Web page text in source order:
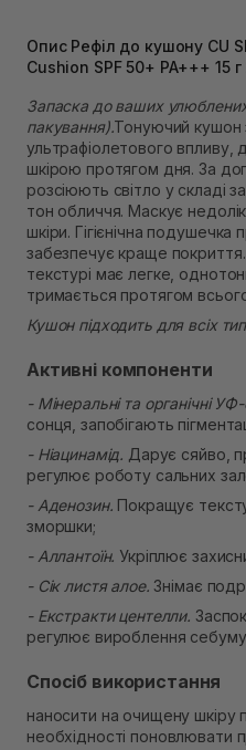
Самовивіз м. Львів,
Немає в наявності!
Самовивіз м. Рівне,
Немає в наявності!
Самовивіз м. Рівне,
Екватор)
Немає в наявності!
Опис Рефіл до кушону CU
Cushion SPF 50+ PA+++ 15
Запаска до ваших
пакування).Тонуючий кушон
ультрафіолетового впливу,
шкірою протягом дня. За
розсіюють світло у складі
тон обличчя. Маскує
шкіри. Гігієнічна подушечка
забезпечує краще покриття.
текстурі має легке,
тримається протягом
Кушон підходить для всіх
Активні компоненти
- Мінеральні та органічні
сонця, запобігають
- Ніацинамід. Дарує сяйво,
регулює роботу сальних
- Аденозин. Покращує
зморшки;
- Аллантоїн. Укріплює
- Сік листя алое. Знімає
- Екстракти центелли.
регулює вироблення
Спосіб використання
наносити на очищену шкіру
необхідності поновлювати